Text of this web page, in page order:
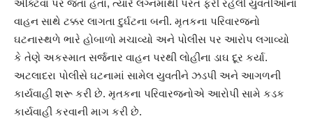
એક્ટિવા પર જતાં હતા, ત્યારે લગ્નમાંથી પરત ફરી રહેલી યુવતીઓના
વાહન સાથે ટક્કર લાગતા દુર્ઘટના બની. મૃતકના પરિવારજનો
ઘટનાસ્થળે ભારે હોબાળો મચાવ્યો અને પોલીસ પર આરોપ લગાવ્યો
કે તેણે અકસ્માત સર્જનાર વાહન પરથી લોહીના ડાઘ દૂર કર્યા.
અટલાદરા પોલીસે ઘટનામાં સામેલ યુવતીને ઝડપી અને આગળની
કાર્યવાહી શરૂ કરી છે. મૃતકના પરિવારજનોએ આરોપી સામે કડક
કાર્યવાહી કરવાની માગ કરી છે.